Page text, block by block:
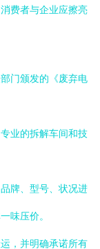
费者与企业应擦亮
门颁发的《废弃电
业的拆解车间和技
牌、型号、状况进
味压价。
，并明确承诺所有